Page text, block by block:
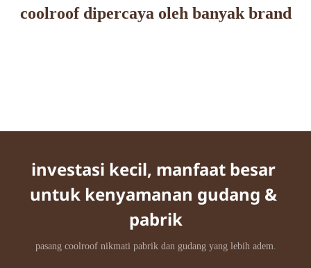
coolroof dipercaya oleh banyak brand
investasi kecil, manfaat besar
untuk kenyamanan gudang &
pabrik
pasang coolroof nikmati pabrik dan gudang yang lebih adem.